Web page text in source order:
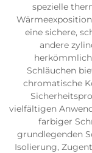
spezielle
eine sichere,
andere
Schläuchen
chromatische
vielfältigen
farbiger
grundlegenden
Isolierung,